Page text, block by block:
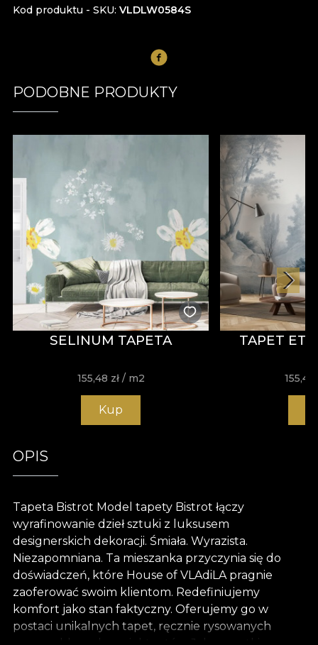
Kod produktu - SKU VLDLW0584S
PODOBNE PRODUKTY
SELINUM TAPETA
155,48 zł / m2
Kup
TAPET
155,48
OPIS
Tapeta Bistrot Model tapety Bistrot łączy
wyrafinowanie dzieł sztuki z luksusem
designerskich dekoracji. Śmiała. Wyrazista.
Niezapomniana. Ta mieszanka przyczynia się do
doświadczeń, które House of VLAdiLA pragnie
zaoferować swoim klientom. Redefiniujemy
komfort jako stan faktyczny. Oferujemy go w
postaci unikalnych tapet, ręcznie rysowanych